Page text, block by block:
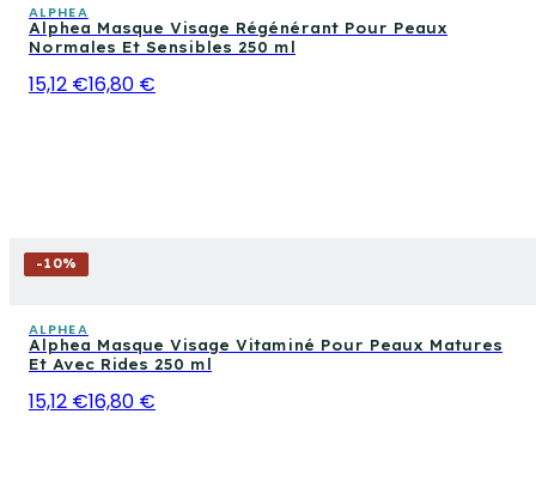
ALPHEA
Alphea Masque Visage Régénérant Pour Peaux
Normales Et Sensibles 250 ml
15,12 €16,80 €
-10%
ALPHEA
Alphea Masque Visage Vitaminé Pour Peaux Matures
Et Avec Rides 250 ml
15,12 €16,80 €